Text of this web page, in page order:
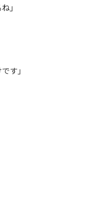
」
す」